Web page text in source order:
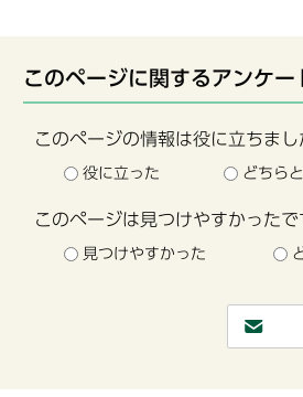
このページに関するアンケー
このページの情報は役に立ちまし
役に立った どちら
このページは見つけやすかったで
見つけやすかった